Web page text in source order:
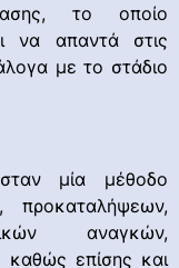
το οποίο
να απαντά στις
με το στάδιο
μία μέθοδο
προκαταλήψεων,
αναγκών,
επίσης και